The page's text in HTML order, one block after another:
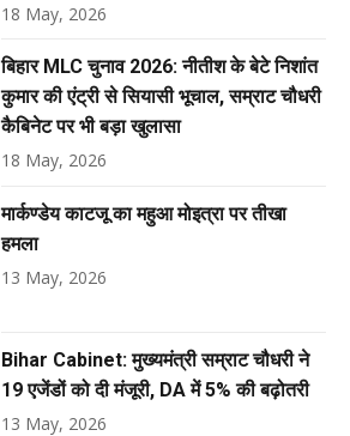
18 May, 2026
बिहार MLC चुनाव 2026: नीतीश के बेटे निशांत
कुमार की एंट्री से सियासी भूचाल, सम्राट चौधरी
कैबिनेट पर भी बड़ा खुलासा
18 May, 2026
मार्कण्डेय काटजू का महुआ मोइत्रा पर तीखा
हमला
13 May, 2026
Bihar Cabinet: मुख्यमंत्री सम्राट चौधरी ने
19 एजेंडों को दी मंजूरी, DA में 5% की बढ़ोतरी
13 May, 2026